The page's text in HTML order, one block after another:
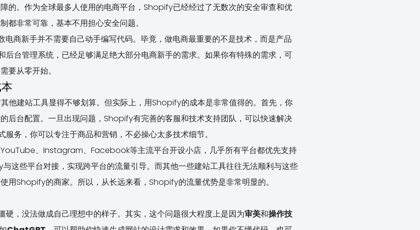
的。作为全球最多人使用的电商平台，Shopify已经经过了无数次的安全审查和优
都非常可靠，基本不用担心安全问题。
电商新手并不需要自己动手编写代码。毕竟，做电商最重要的不是技术，而是产品
台管理系统，已经足够满足绝大部分电商新手的需求。如果你有特殊的需求，可
要从零开始。
他建站工具显得不够划算。但实际上，用Shopify的成本是非常值得的。首先，你
后台配置。一旦出现问题，Shopify有完善的客服和技术支持团队，可以快速解决
务，你可以专注于商品和营销，不必操心太多技术细节。
、Instagram、Facebook等主流平台开设小店，几乎所有平台都优先支持
这些平台对接，实现跨平台的流量引导。而其他一些建站工具往往无法顺利与这些
用Shopify的商家。所以，从长远来看，Shopify的流量优势是非常明显的。
，没法做成自己理想中的样子。其实，这个问题很大程度上是因为审美和操作技